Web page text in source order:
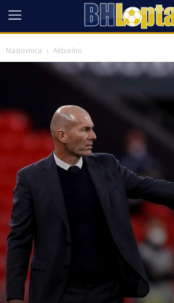
Naslovnica Aktuelno